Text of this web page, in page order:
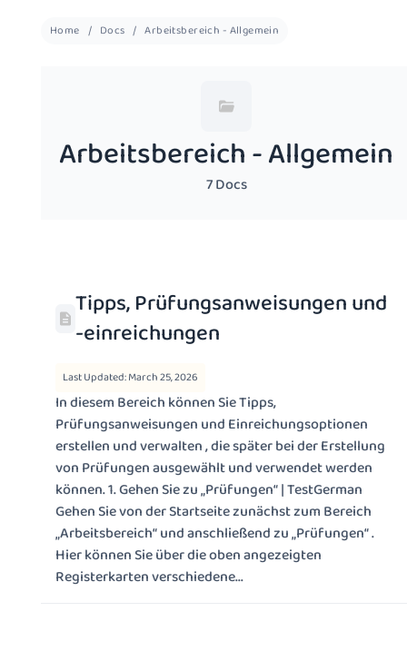
Home Docs Arbeitsbereich - Allgemein
Arbeitsbereich - Allgemein
7 Docs
Tipps, Prüfungsanweisungen und
-einreichungen
Last Updated: March 25, 2026
In diesem Bereich können Sie Tipps,
Prüfungsanweisungen und Einreichungsoptionen
erstellen und verwalten , die später bei der Erstellung
von Prüfungen ausgewählt und verwendet werden
können. 1. Gehen Sie zu „Prüfungen“ | TestGerman
Gehen Sie von der Startseite zunächst zum Bereich
„Arbeitsbereich“ und anschließend zu „Prüfungen“ .
Hier können Sie über die oben angezeigten
Registerkarten verschiedene...